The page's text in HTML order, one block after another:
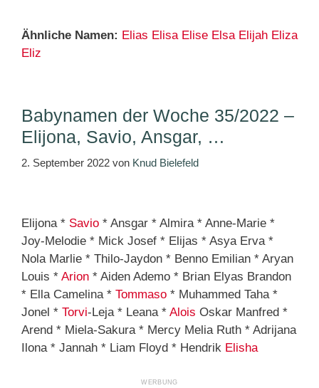
Ähnliche Namen: Elias Elisa Elise Elsa Elijah Eliza
Eliz
Babynamen der Woche 35/2022 –
Elijona, Savio, Ansgar, …
2. September 2022 von Knud Bielefeld
Elijona * Savio * Ansgar * Almira * Anne-Marie *
Joy-Melodie * Mick Josef * Elijas * Asya Erva *
Nola Marlie * Thilo-Jaydon * Benno Emilian * Aryan
Louis * Arion * Aiden Ademo * Brian Elyas Brandon
* Ella Camelina * Tommaso * Muhammed Taha *
Jonel * Torvi-Leja * Leana * Alois Oskar Manfred *
Arend * Miela-Sakura * Mercy Melia Ruth * Adrijana
Ilona * Jannah * Liam Floyd * Hendrik Elisha